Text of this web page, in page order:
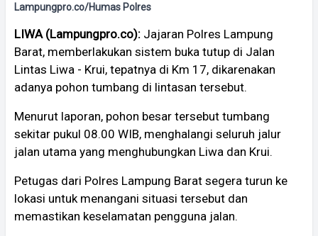
Lampungpro.co/Humas Polres
LIWA (Lampungpro.co): Jajaran Polres Lampung
Barat, memberlakukan sistem buka tutup di Jalan
Lintas Liwa - Krui, tepatnya di Km 17, dikarenakan
adanya pohon tumbang di lintasan tersebut.
Menurut laporan, pohon besar tersebut tumbang
sekitar pukul 08.00 WIB, menghalangi seluruh jalur
jalan utama yang menghubungkan Liwa dan Krui.
Petugas dari Polres Lampung Barat segera turun ke
lokasi untuk menangani situasi tersebut dan
memastikan keselamatan pengguna jalan.